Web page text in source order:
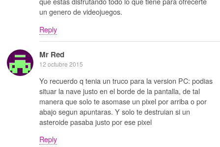
un genero de videojuegos.
Reply
Mr Red
12 octubre 2015
Yo recuerdo q tenia un truco para la version PC: podias
situar la nave justo en el borde de la pantalla, de tal
manera que solo te asomase un pixel por arriba o por
abajo segun apuntaras. Y solo te destruian si un
asteroide pasaba justo por ese pixel
Reply